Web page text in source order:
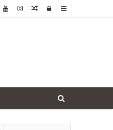
Sidebar
Log
Random